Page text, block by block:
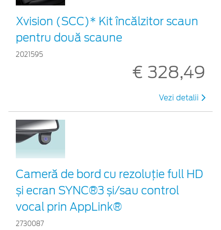
Xvision (SCC)* Kit încălzitor scaun
pentru două scaune
2021595
€ 328,49
Vezi detalii
Cameră de bord cu rezoluție full HD
și ecran SYNC®3 și/sau control
vocal prin AppLink®
2730087